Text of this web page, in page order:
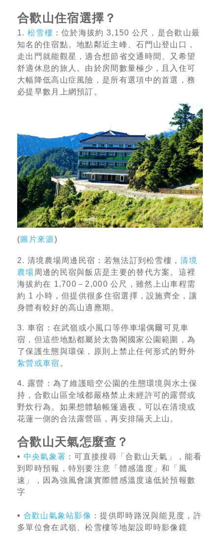
合歡山住宿選擇？
1. 松雪樓 ：位於海拔約 3,150 公尺，是合歡山最
知名的住宿點。地點鄰近主峰、石門山登山口，
走出門就能觀星，適合想節省交通時間、又希望
舒適休息的旅人。由於房間數量極少，且入住可
大幅降低高山症風險，是所有選項中的首選，務
必提早數月上網預訂。
(圖片來源)
2. 清境農場周邊民宿：若無法訂到松雪樓，清境
農場 周邊的民宿與飯店是主要的替代方案。這裡
海拔約在 1,700－2,000 公尺，雖然上山車程需
約 1 小時，但提供很多住宿選擇，設施齊全，讓
身體有較好的高山適應期。
3. 車宿：在武嶺或小風口等停車場偶爾可見車
宿，但這些地點都屬於太魯閣國家公園範圍，為
了保護生態與環保，原則上禁止任何形式的野外
紮營或車宿 。
4. 露營：為了維護暗空公園的生態環境與水土保
持，合歡山區全域都嚴格禁止未經許可的露營或
野炊行為。如果想體驗帳篷過夜，可以在清境或
花蓮一側的合法露營區，再安排隔天上山。
合歡山天氣怎麼查？
• 中央氣象署 ：可直接搜尋「合歡山天氣」，能看
到即時預報，特別要注意「體感溫度」和「風
速」，因為強風會讓實際體感溫度遠低於預報數
字
• 合歡山氣象站影像 ：提供即時路況與能見度，許
多單位會在武嶺、松雪樓等地架設即時影像鏡